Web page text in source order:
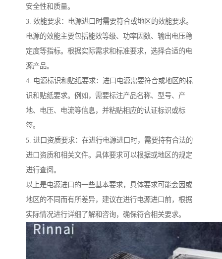
安全性和质量。
3. 效能要求：电源进口时需要符合或地区的效能要求。
电源的效能主要包括能效等级、功率因数、输出电压稳
定度等指标。根据实际需求和标准要求，选择合适的电
源产品。
4. 电源标识和贴纸要求：进口电源需要符合或地区的标
识和贴纸要求。例如，需要标注产品名称、型号、产
地、电压、电流等信息，并粘贴相应的认证标识或标
签。
5. 进口资质要求：在进行电源进口时，需要持有合法的
进口资质和相关文件。具体要求可以根据或地区的规定
进行查阅。
以上是电源进口的一些基本要求，具体要求可能会因或
地区的不同而有所差异，建议在进行电源进口前，根据
实际情况进行详细了解和咨询，确保符合相关要求。